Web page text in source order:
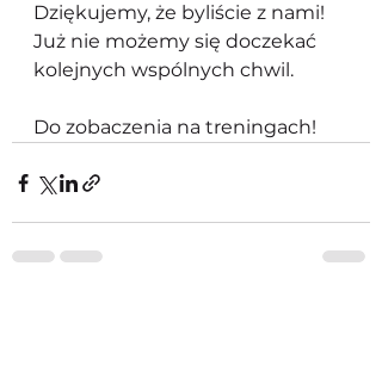
Dziękujemy, że byliście z nami!
Już nie możemy się doczekać
kolejnych wspólnych chwil.
Do zobaczenia na treningach!